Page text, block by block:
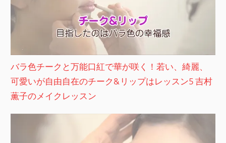
バラ色チークと万能口紅で華が咲く！若い、綺麗、
可愛いが自由自在のチーク&リップはレッスン5 吉村
薫子のメイクレッスン